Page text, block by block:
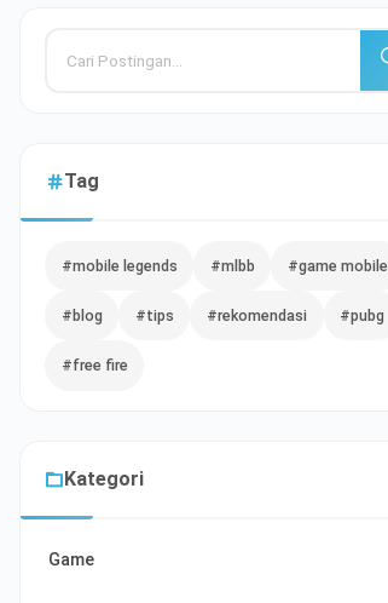
Tag
#mobile legends #mlbb #game mobile
#blog #tips #rekomendasi #pubg
#free fire
Kategori
Game